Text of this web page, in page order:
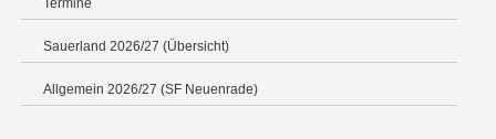
Termine
Sauerland 2026/27 (Übersicht)
Allgemein 2026/27 (SF Neuenrade)